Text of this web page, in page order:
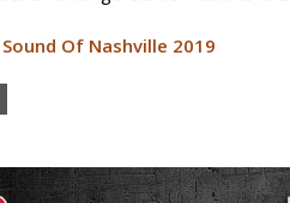
Sound Of Nashville 2019